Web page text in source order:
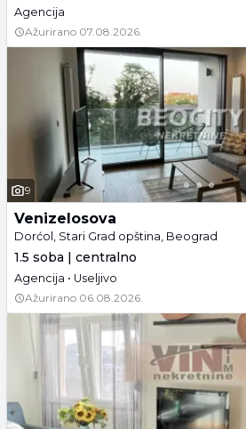
Agencija
Ažurirano 07.08.2026.
9
Venizelosova
Dorćol, Stari Grad opština, Beograd
1.5 soba | centralno
Agencija • Useljivo
Ažurirano 06.08.2026.